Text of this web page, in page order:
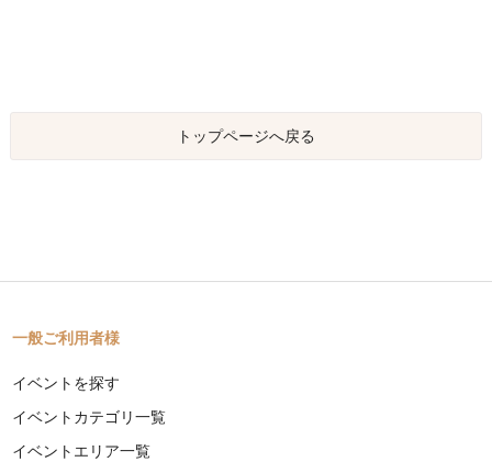
トップページへ戻る
一般ご利用者様
イベントを探す
イベントカテゴリ一覧
イベントエリア一覧